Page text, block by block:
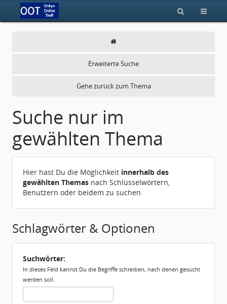
Erweiterte Suche
Gehe zurück zum Thema
Suche nur im
gewählten Thema
Hier hast Du die Möglichkeit innerhalb des
gewählten Themas nach Schlüsselwörtern,
Benutzern oder beidem zu suchen.
Schlagwörter & Optionen
Suchwörter:
In dieses Feld kannst Du die Begriffe schreiben, nach denen gesucht
werden soll.